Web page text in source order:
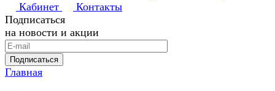
Кабинет
Контакты
Подписаться
на новости и акции
Подписаться
Главная